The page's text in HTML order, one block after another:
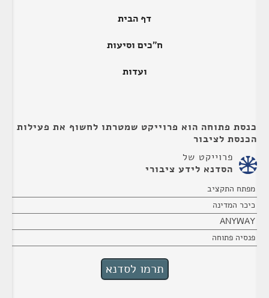
דף הבית
ח"כים וסיעות
ועדות
כנסת פתוחה הוא פרוייקט שמטרתו לחשוף את פעילות
הכנסת לציבור
פרוייקט של
הסדנא לידע ציבורי
מפתח התקציב
כיכר המדינה
ANYWAY
פנסיה פתוחה